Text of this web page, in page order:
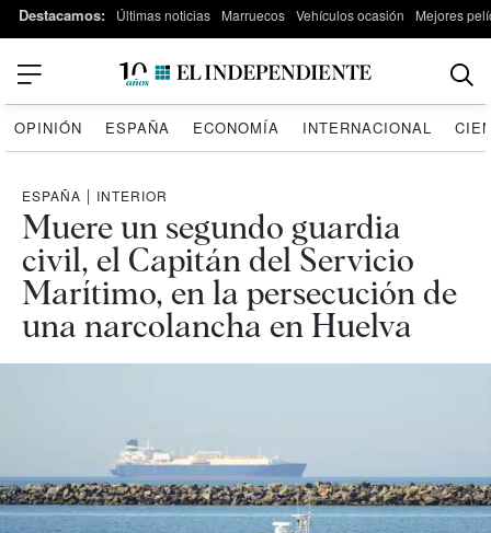
Destacamos: Últimas noticias Marruecos Vehículos ocasión Mejores
OPINIÓN ESPAÑA ECONOMÍA INTERNACIONAL
ESPAÑA | INTERIOR
Muere un segundo guardia
civil, el Capitán del Servicio
Marítimo, en la persecución de
una narcolancha en Huelva